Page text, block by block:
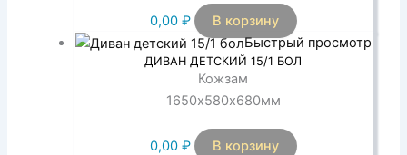
0,00 ₽
В корзину
Быстрый просмотр
ДИВАН ДЕТСКИЙ 15/1 БОЛ
Кожзам
1650х580х680мм
0,00 ₽ В корзину